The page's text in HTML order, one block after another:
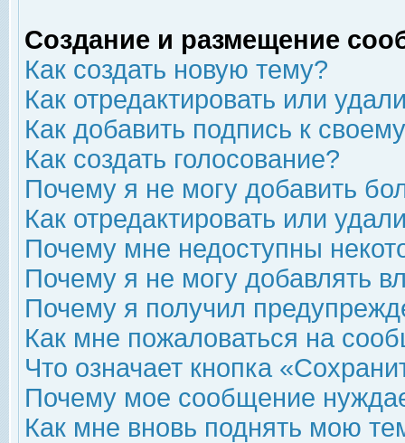
Создание и размещение
Как создать новую тему?
Как отредактировать или
Как добавить подпись к
Как создать голосование?
Почему я не могу добавить
Как отредактировать или
Почему мне недоступны
Почему я не могу добавлять
Почему я получил
Как мне пожаловаться на
Что означает кнопка
Почему мое сообщение
Как мне вновь поднять мою